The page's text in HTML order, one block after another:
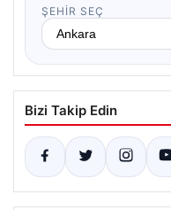
ŞEHIR SEÇ
Bizi Takip Edin